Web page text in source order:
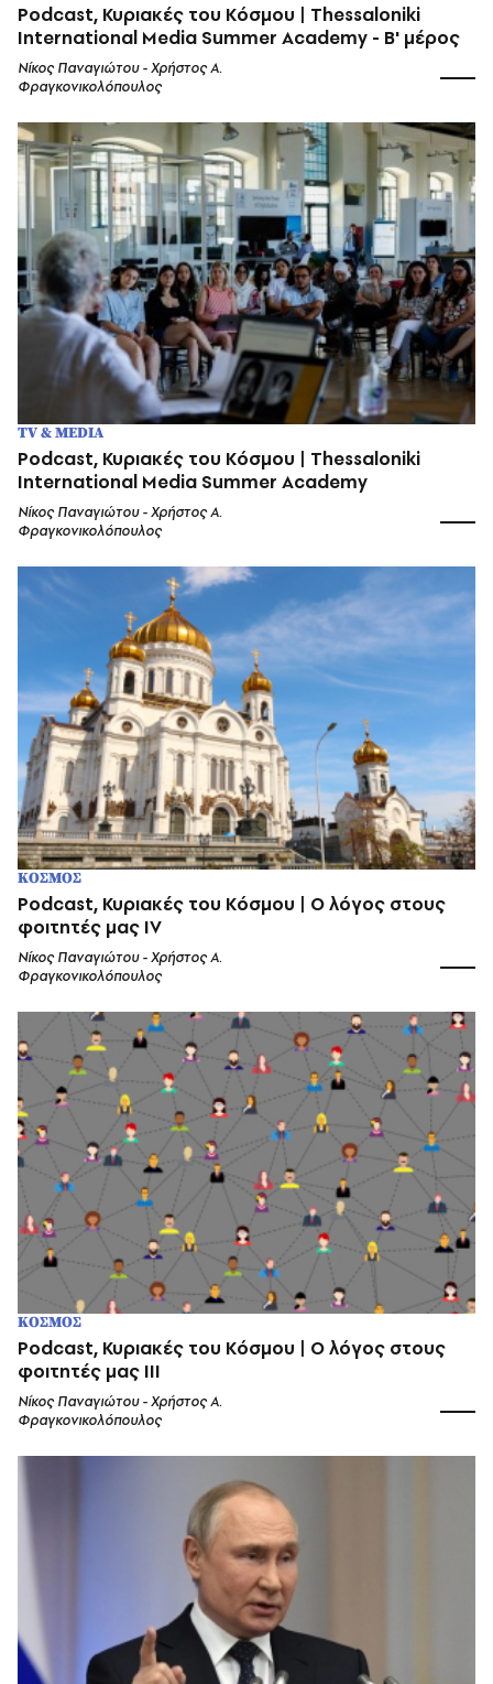
Podcast, Κυριακές του Κόσμου | Thessaloniki
International Media Summer Academy - Β' μέρος
Νίκος Παναγιώτου - Χρήστος Α.
Φραγκονικολόπουλος
TV & MEDIA
Podcast, Κυριακές του Κόσμου | Thessaloniki
International Media Summer Academy
Νίκος Παναγιώτου - Χρήστος Α.
Φραγκονικολόπουλος
ΚΟΣΜΟΣ
Podcast, Κυριακές του Κόσμου | Ο λόγος στους
φοιτητές μας ΙV
Νίκος Παναγιώτου - Χρήστος Α.
Φραγκονικολόπουλος
ΚΟΣΜΟΣ
Podcast, Κυριακές του Κόσμου | Ο λόγος στους
φοιτητές μας IΙΙ
Νίκος Παναγιώτου - Χρήστος Α.
Φραγκονικολόπουλος